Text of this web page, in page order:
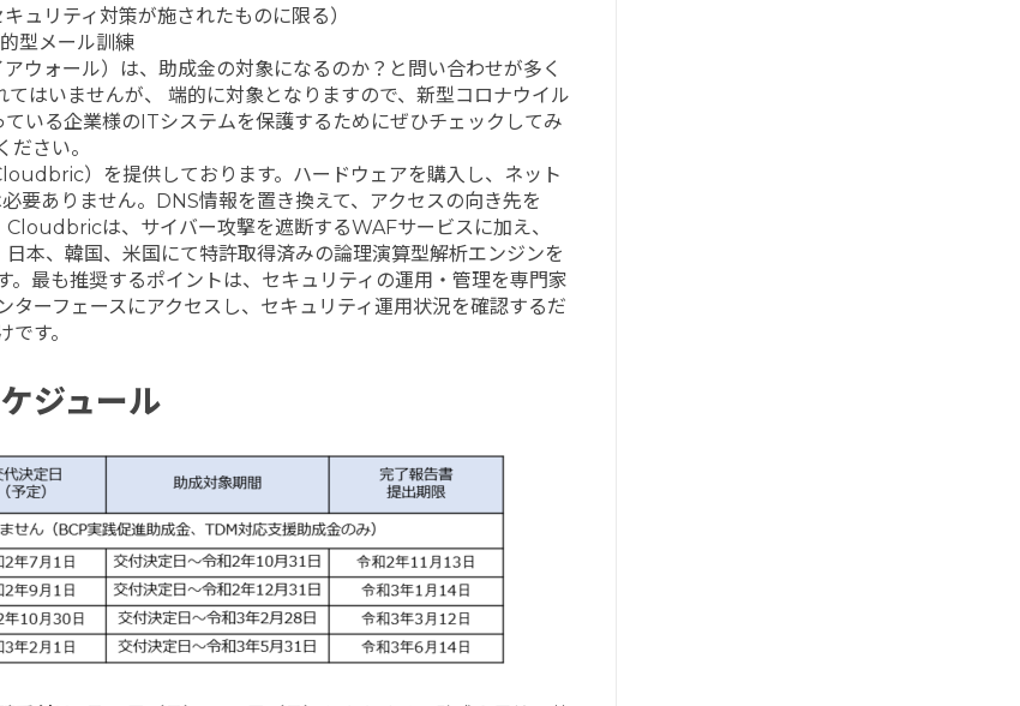
ュリティ対策が施されたものに限る）
的型メール訓練
ォール）は、助成金の対象になるのか？と問い合わせが多く
はいませんが、 端的に対象となりますので、新型コロナウイル
いる企業様のITシステムを保護するためにぜひチェックしてみ
ださい。
）を提供しております。ハードウェアを購入し、ネット
要ありません。DNS情報を置き換えて、アクセスの向き先を
は、サイバー攻撃を遮断するWAFサービスに加え、
本、韓国、米国にて特許取得済みの論理演算型解析エンジンを
最も推奨するポイントは、セキュリティの運用・管理を専門家
ーフェースにアクセスし、セキュリティ運用状況を確認するだ
です。
ジュール